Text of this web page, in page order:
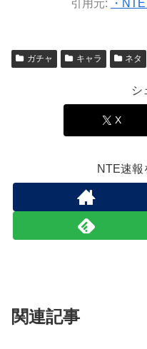
引用元: ・
ガチャ キャラ ネタ
シ
X
NTE速報
関連記事